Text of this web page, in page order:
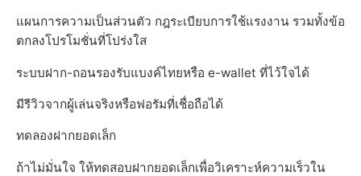
แผนการความเป็นส่วนตัว กฎระเบียบการใช้แรงงาน รวมทั้งข้อ
ตกลงโปรโมชั่นที่โปร่งใส
ระบบฝาก-ถอนรองรับแบงค์ไทยหรือ e-wallet ที่ไว้ใจได้
มีรีวิวจากผู้เล่นจริงหรือฟอรัมที่เชื่อถือได้
ทดลองฝากยอดเล็ก
ถ้าไม่มั่นใจ ให้ทดสอบฝากยอดเล็กเพื่อวิเคราะห์ความเร็วใน